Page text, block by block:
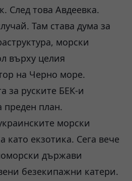
След това Авдеевка.
Там става дума за
морски
върху целия
на Черно море.
за руските БЕК-и
преден план.
морски
като екзотика. Сега вече
държави
безекипажни катери.